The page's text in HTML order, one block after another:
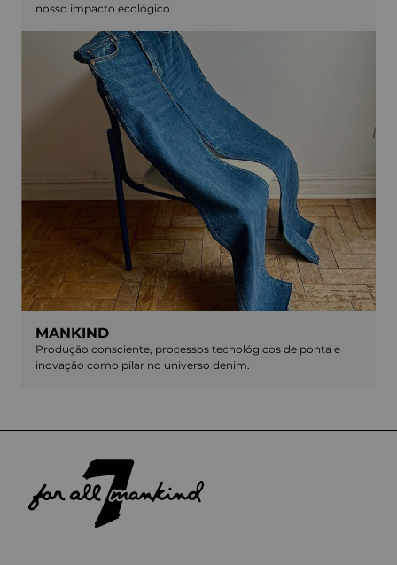
nosso impacto ecológico.
MANKIND
Produção consciente, processos tecnológicos de ponta e
inovação como pilar no universo denim.